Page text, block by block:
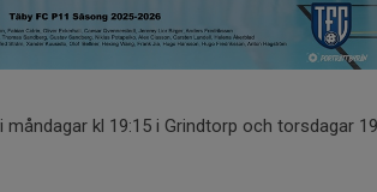
kl 19:15 i Grindtorp och torsdagar